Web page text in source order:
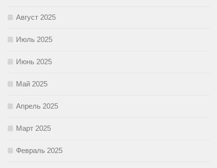
Август 2025
Июль 2025
Июнь 2025
Май 2025
Апрель 2025
Март 2025
Февраль 2025